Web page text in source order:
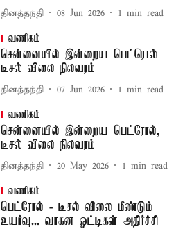
தினத்தந்தி 08 Jun 2026 1 min read
வணிகம்
சென்னையில் இன்றைய பெட்ரொல்
டீசல் விலை நிலவரம்
தினத்தந்தி 07 Jun 2026 1 min read
வணிகம்
சென்னையில் இன்றைய பெட்ரோல்,
டீசல் விலை நிலவரம்
தினத்தந்தி 20 May 2026 1 min read
வணிகம்
பெட்ரோல் - டீசல் விலை மீண்டும்
உயர்வு... வாகன ஓட்டிகள் அதிர்ச்சி